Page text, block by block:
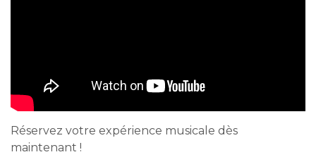
Réservez votre expérience musicale dès
maintenant !